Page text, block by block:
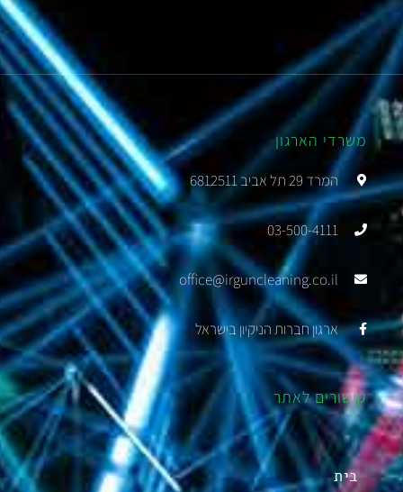
משרדי הארגון
המרד 29 תל אביב 6812511
03-500-4111
office@irguncleaning.co.il
ארגון חברות הניקיון בישראל
קישורים לאתר
בית